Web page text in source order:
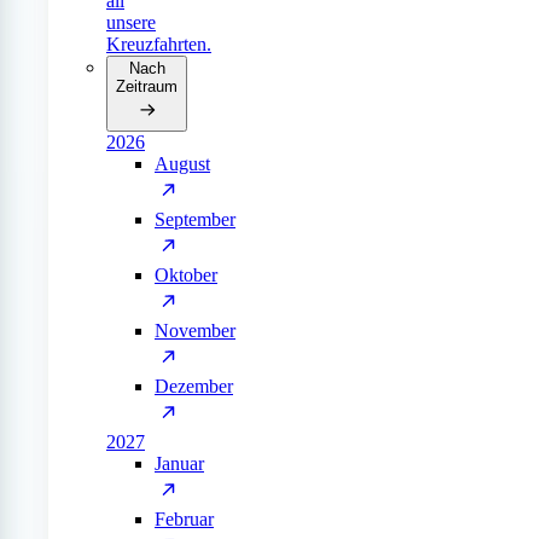
unsere
Kreuzfahrten.
Nach
Zeitraum
2026
August
September
Oktober
November
Dezember
2027
Januar
Februar